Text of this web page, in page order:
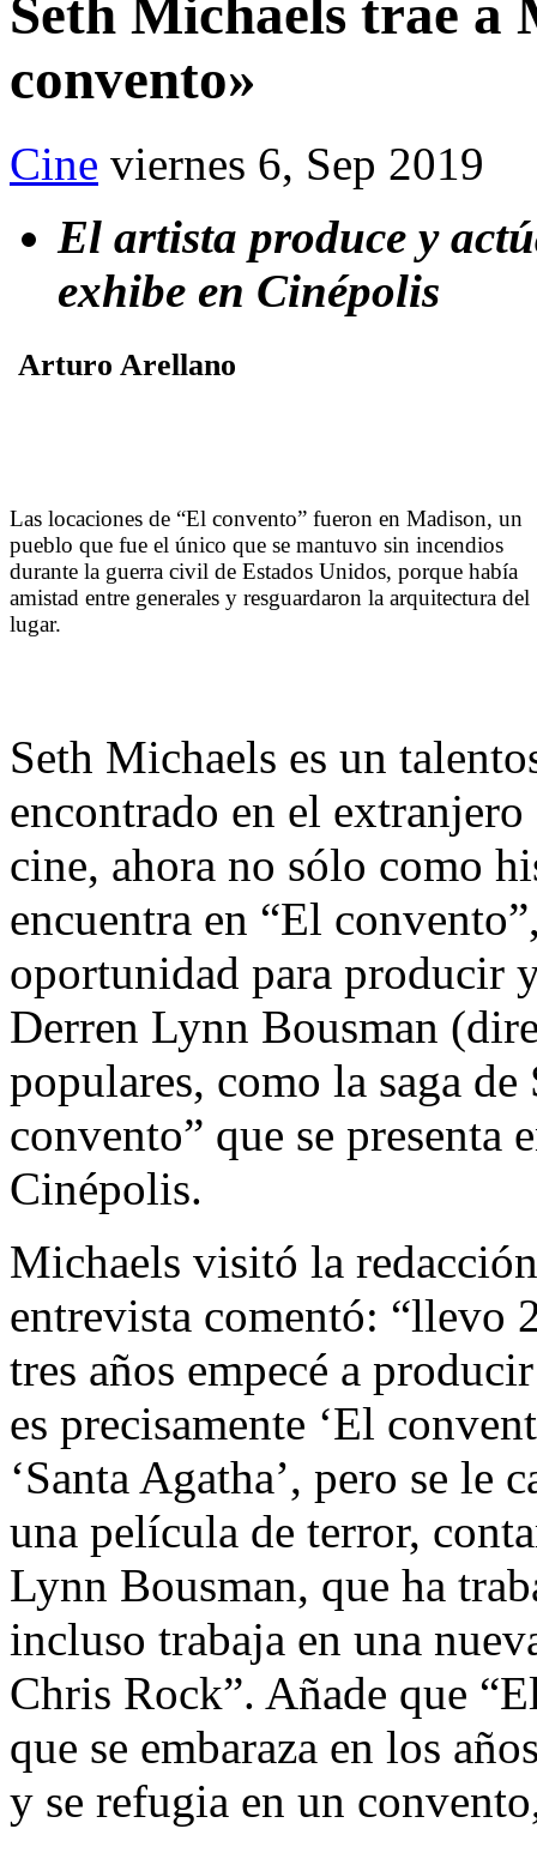
Seth Michaels trae a
convento»
Cine viernes 6, Sep 2019
El artista produce y
exhibe en Cinépolis
Arturo Arellano
Las locaciones de “El convento” fueron en Madison, un
pueblo que fue el único que se mantuvo sin incendios
durante la guerra civil de Estados Unidos, porque había
amistad entre generales y resguardaron la arquitectura del
lugar.
Seth Michaels es un
encontrado en el
cine, ahora no sólo como
encuentra en “El
oportunidad para producir
Derren Lynn Bousman
populares, como la saga
convento” que se presenta
Cinépolis.
Michaels visitó la
entrevista comentó: “llevo
tres años empecé a
es precisamente ‘El
‘Santa Agatha’, pero se le
una película de terror,
Lynn Bousman, que ha
incluso trabaja en una
Chris Rock”. Añade que
que se embaraza en los
y se refugia en un